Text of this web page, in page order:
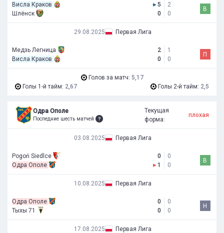
Висла Краков
Шлёнск
▸5
0
2
0
В
29.08.2025 Первая Лига
Медзь Легница
Висла Краков
2
0
1
0
П
Голов за матч: 5,17
Голы 1-й тайм: 2,67 Голы 2-й тайм: 2,5
Одра Ополе
Последние шесть матчей
Текущая
форма:
плохая
03.08.2025 Первая Лига
Pogoń Siedlce
Одра Ополе
0
▸1
0
0
В
10.08.2025 Первая Лига
Одра Ополе
Тыхы 71
0
0
0
0
Н
17.08.2025 Первая Лига